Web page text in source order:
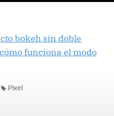
bokeh sin doble
funciona el modo
Pixel